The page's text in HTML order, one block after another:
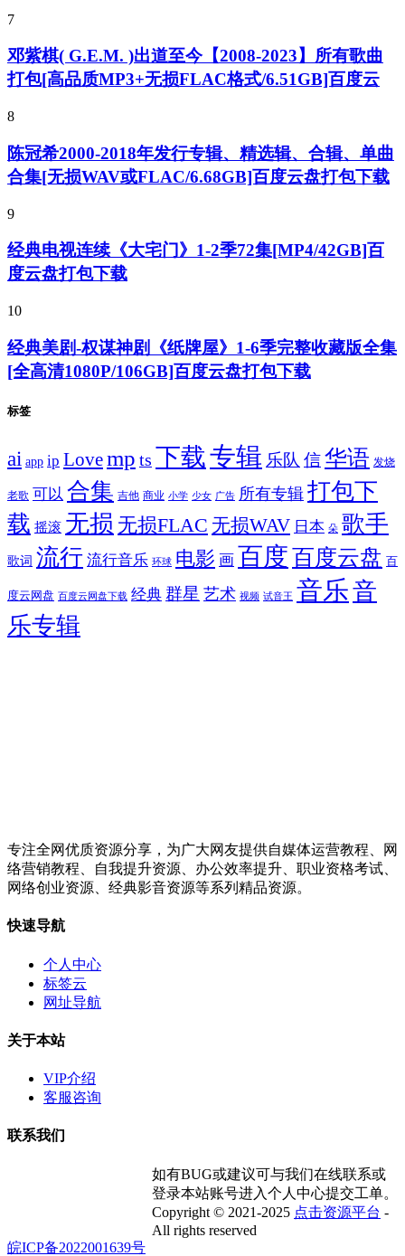
7
邓紫棋( G.E.M. )出道至今【2008-2023】所有歌曲
打包[高品质MP3+无损FLAC格式/6.51GB]百度云
8
陈冠希2000-2018年发行专辑、精选辑、合辑、单曲
合集[无损WAV或FLAC/6.68GB]百度云盘打包下载
9
经典电视连续《大宅门》1-2季72集[MP4/42GB]百
度云盘打包下载
10
经典美剧-权谋神剧《纸牌屋》1-6季完整收藏版全集
[全高清1080P/106GB]百度云盘打包下载
标签
ai app ip Lovemp ts 下载专辑 乐队 信华语 发烧
老歌 可以 合集 吉他 商业 小学 少女 广告 所有专辑 打包下
载 摇滚 无损 无损FLAC 无损WAV 日本 朵 歌手
歌词 流行 流行音乐 环球 电影 画 百度百度云盘 百
度云网盘 百度云网盘下载 经典 群星 艺术 视频 试音王 音乐音
乐专辑
专注全网优质资源分享，为广大网友提供自媒体运营教程、网
络营销教程、自我提升资源、办公效率提升、职业资格考试、
网络创业资源、经典影音资源等系列精品资源。
快速导航
个人中心
标签云
网址导航
关于本站
VIP介绍
客服咨询
联系我们
如有BUG或建议可与我们在线联系或
登录本站账号进入个人中心提交工单。
Copyright © 2021-2025 点击资源平台 -
All rights reserved
皖ICP备2022001639号